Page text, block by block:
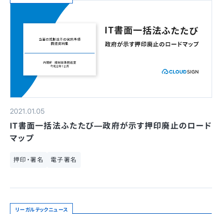
2021.01.05
IT書面一括法ふたたび—政府が示す押印廃止のロード
マップ
押印・署名 電子署名
リーガルテックニュース